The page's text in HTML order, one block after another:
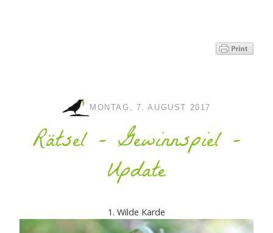
MONTAG, 7. AUGUST 2017
Rätsel - Gewinnspiel -
Update
1. Wilde Karde